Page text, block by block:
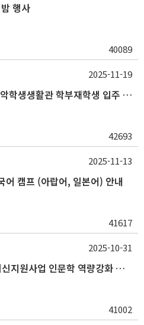
행사
40089
(11/24~28) 2026학년도 관악학생생활관 학부재학생 입주 신청 일정 안내
42693
2025-11-19
캠프 (아랍어, 일본어) 안내
41617
2025-11-13
(~11/6) 2025학년도 대학혁신지원사업 인문학 역량강화 동계 인턴십 참가자 선발 안내
41002
2025-10-31